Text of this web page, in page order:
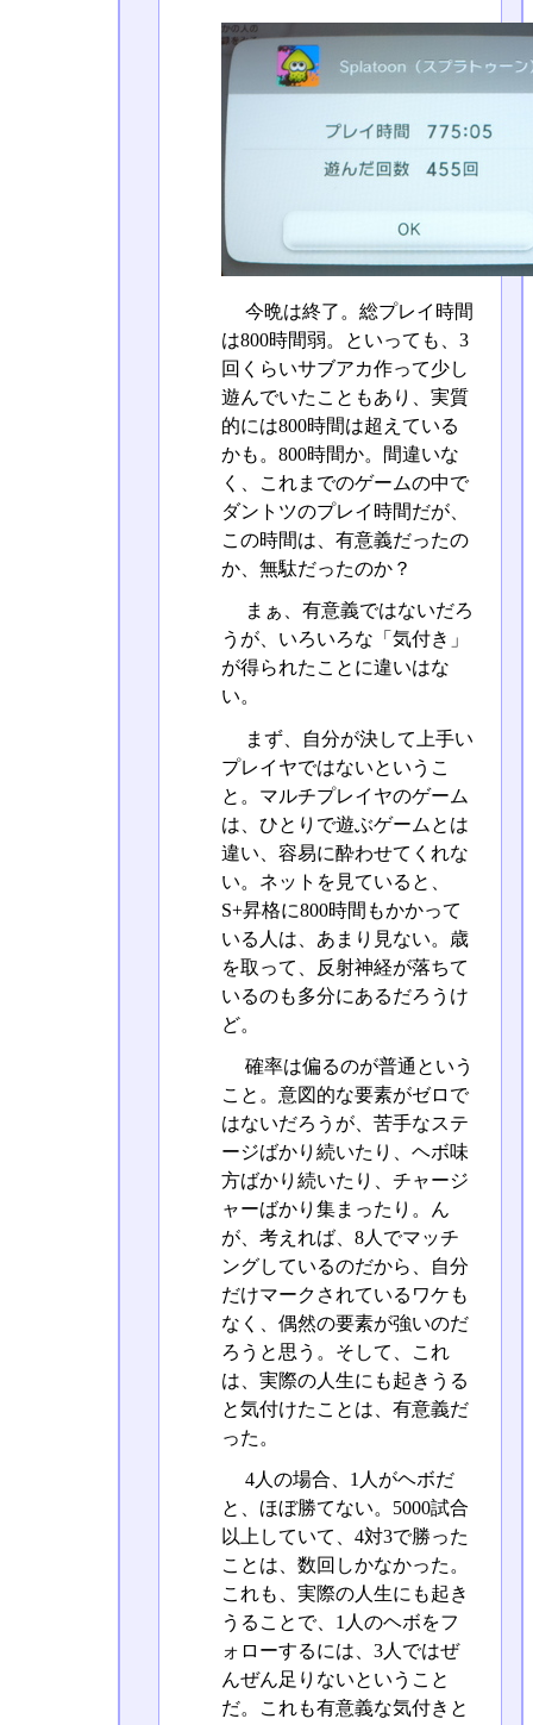
今晩は終了。総プレイ時間
は800時間弱。といっても、3
回くらいサブアカ作って少し
遊んでいたこともあり、実質
的には800時間は超えている
かも。800時間か。間違いな
く、これまでのゲームの中で
ダントツのプレイ時間だが、
この時間は、有意義だったの
か、無駄だったのか？
まぁ、有意義ではないだろ
うが、いろいろな「気付き」
が得られたことに違いはな
い。
まず、自分が決して上手い
プレイヤではないというこ
と。マルチプレイヤのゲーム
は、ひとりで遊ぶゲームとは
違い、容易に酔わせてくれな
い。ネットを見ていると、
S+昇格に800時間もかかって
いる人は、あまり見ない。歳
を取って、反射神経が落ちて
いるのも多分にあるだろうけ
ど。
確率は偏るのが普通という
こと。意図的な要素がゼロで
はないだろうが、苦手なステ
ージばかり続いたり、ヘボ味
方ばかり続いたり、チャージ
ャーばかり集まったり。ん
が、考えれば、8人でマッチ
ングしているのだから、自分
だけマークされているワケも
なく、偶然の要素が強いのだ
ろうと思う。そして、これ
は、実際の人生にも起きうる
と気付けたことは、有意義だ
った。
4人の場合、1人がヘボだ
と、ほぼ勝てない。5000試合
以上していて、4対3で勝った
ことは、数回しかなかった。
これも、実際の人生にも起き
うることで、1人のヘボをフ
ォローするには、3人ではぜ
んぜん足りないということ
だ。これも有意義な気付きと